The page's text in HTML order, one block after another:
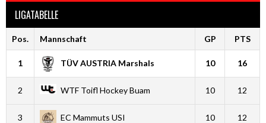
LIGATABELLE
Pos. Mannschaft GP PTS
1 TÜV AUSTRIA Marshals 10 16
2 WTF Toifl Hockey Buam 10 12
3 EC Mammuts USI 10 12